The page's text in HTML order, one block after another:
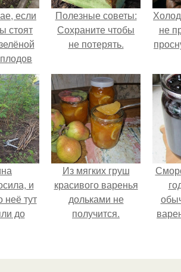
если
стоят
-
тут
Полезные советы:
Сохраните чтобы
не потерять.
не
и
неё тут
до
Из мягких груш
красивого варенья
дольками не
получится.